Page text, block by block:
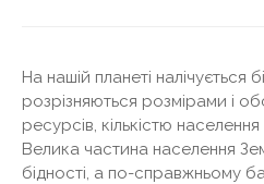
На нашій планеті налічується
розрізняються розмірами і
ресурсів, кількістю
Велика частина населення
бідності, а по-справжньому